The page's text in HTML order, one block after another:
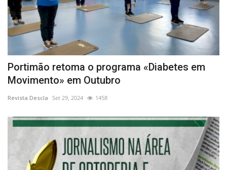
Portimão retoma o programa «Diabetes em
Movimento» em Outubro
Revista Descla Set 29, 2024 1458